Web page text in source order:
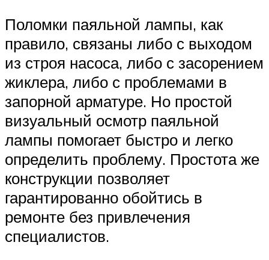
Поломки паяльной лампы, как
правило, связаны либо с выходом
из строя насоса, либо с засорением
жиклера, либо с проблемами в
запорной арматуре. Но простой
визуальный осмотр паяльной
лампы помогает быстро и легко
определить проблему. Простота же
конструкции позволяет
гарантированно обойтись в
ремонте без привлечения
специалистов.